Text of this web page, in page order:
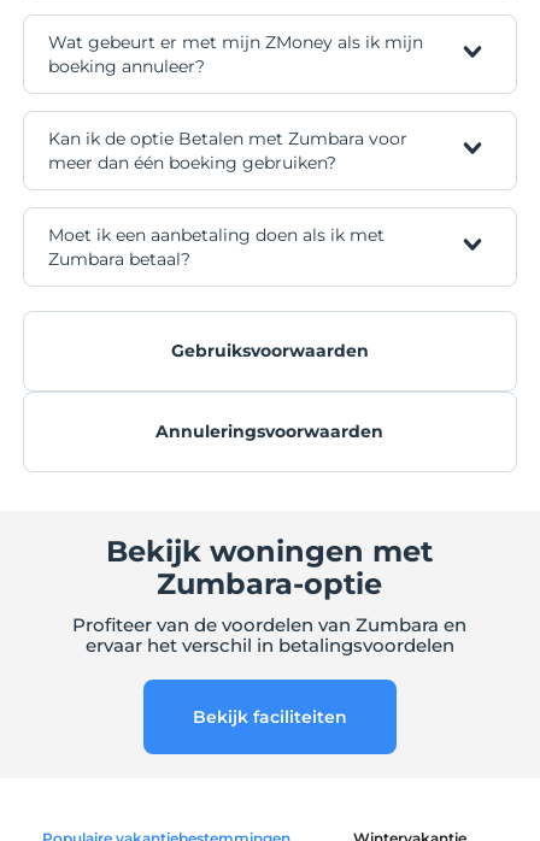
Wat gebeurt er met mijn ZMoney als ik mijn
boeking annuleer?
Kan ik de optie Betalen met Zumbara voor
meer dan één boeking gebruiken?
Moet ik een aanbetaling doen als ik met
Zumbara betaal?
Gebruiksvoorwaarden
Annuleringsvoorwaarden
Bekijk woningen met
Zumbara-optie
Profiteer van de voordelen van Zumbara en
ervaar het verschil in betalingsvoordelen
Bekijk faciliteiten